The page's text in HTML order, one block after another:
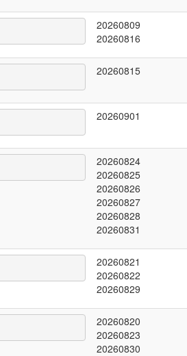
20260809
20260816
20260815
20260901
20260824
20260825
20260826
20260827
20260828
20260831
20260821
20260822
20260829
20260820
20260823
20260830